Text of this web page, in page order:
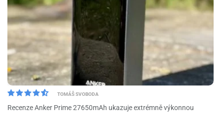
TOMÁŠ SVOBODA
Recenze Anker Prime 27650mAh ukazuje extrémně výkonnou